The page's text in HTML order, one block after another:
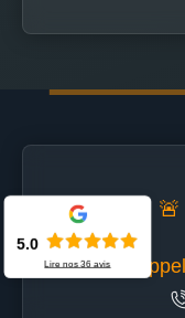
5.0
Lire nos36 avis